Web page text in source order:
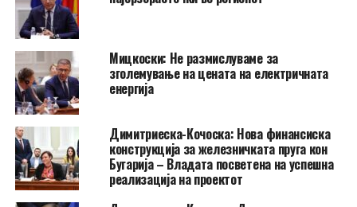
Мицкоски: Не размислуваме за
зголемување на цената на електричната
енергија
Димитриеска-Кочоска: Нова финансиска
конструкција за железничката пруга кон
Бугарија – Владата посветена на успешна
реализација на проектот